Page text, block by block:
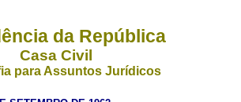
da República
Casa Civil
para Assuntos Jurídicos